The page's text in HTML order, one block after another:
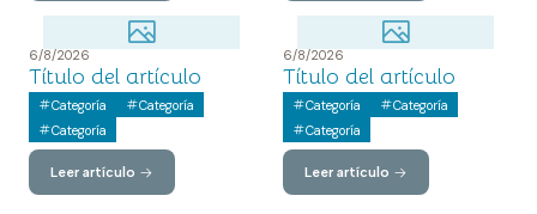
6/8/2026
Título del artículo
Categoría
Categoría
Categoría
Leer artículo
6/8/2026
Título del artículo
Categoría
Categoría
Categoría
Leer artículo